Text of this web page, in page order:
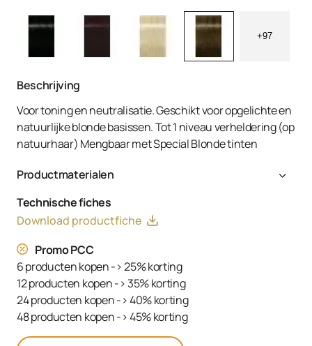
+97
Beschrijving
Voor toning en neutralisatie. Geschikt voor opgelichte en
natuurlijke blonde basissen. Tot 1 niveau verheldering (op
natuurhaar) Mengbaar met Special Blonde tinten
Productmaterialen
SE, Ammonium Hydroxide, Toluene-2,5-Diamine Sulfate,
Decyl Oleate, Sodium Cetearyl Sulfate, Resorcinol,
Tetrasodium EDTA, Parfum (Fragrance), Ethanolamine,
m-Aminophenol, Glycerin, 1,3-Bis-(2,4-Diaminophenoxy)
Propane HCl, Serine, PEG-12 Dimethicone, Ascorbic Acid,
Sodium Hydrosulfite, Carbomer, Sodium Sulfate,
Polyquaternium-2, Sodium Chloride, Linoleamidopropyl
PG-Dimonium Chloride Phosphate, Propylene Glycol
Technische fiches
Download productfiche
Promo PCC
6 producten kopen -> 25% korting
12 producten kopen -> 35% korting
24 producten kopen -> 40% korting
48 producten kopen -> 45% korting